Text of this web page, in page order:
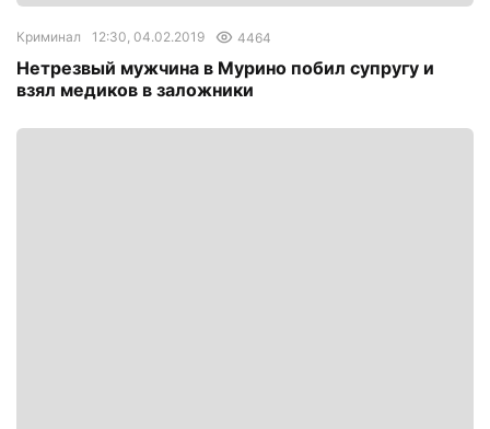
Криминал 12:30, 04.02.2019 4464
Нетрезвый мужчина в Мурино побил супругу и
взял медиков в заложники